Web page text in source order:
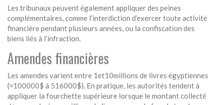
Les tribunaux peuvent également appliquer des peines
complémentaires, comme l’interdiction d’exercer toute activité
financière pendant plusieurs années, ou la confiscation des
biens liés à l’infraction.
Amendes financières
Les amendes varient entre 1et10millions de livres égyptiennes
(≈100000$ à 516000$). En pratique, les autorités tendent à
appliquer la fourchette supérieure lorsque le montant collecté